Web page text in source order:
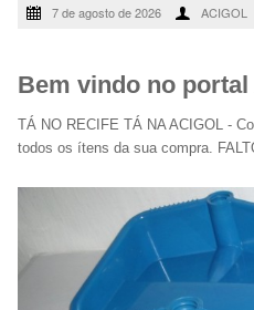
7 de agosto de 2026 ACIGOL
Bem vindo no
TÁ NO RECIFE TÁ NA ACIGOL -
todos os ítens da sua compra.